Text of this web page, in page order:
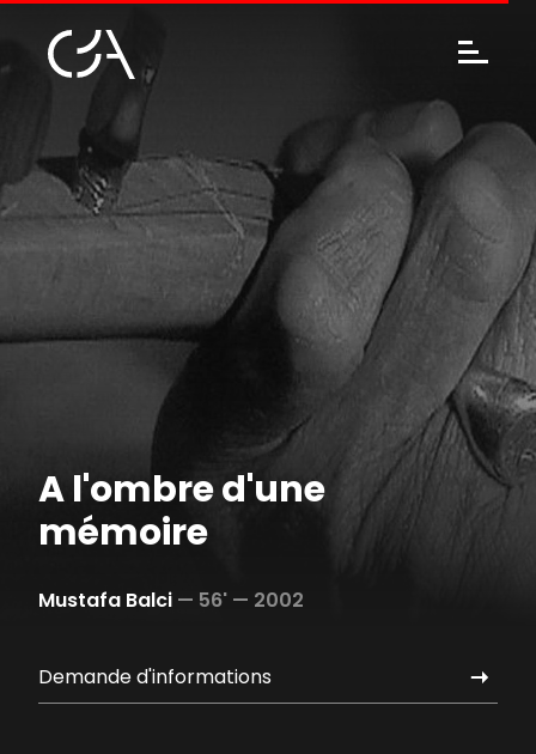
A l'ombre d'une
mémoire
Mustafa Balci — 56' — 2002
Demande d'informations